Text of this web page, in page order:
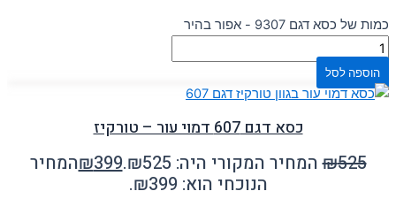
כמות של כסא דגם 9307 - אפור בהיר
הוספה לסל
כסא דגם 607 דמוי עור – טורקיז
₪525 המחיר המקורי היה: ₪525. ₪399 המחיר
הנוכחי הוא: ₪399.